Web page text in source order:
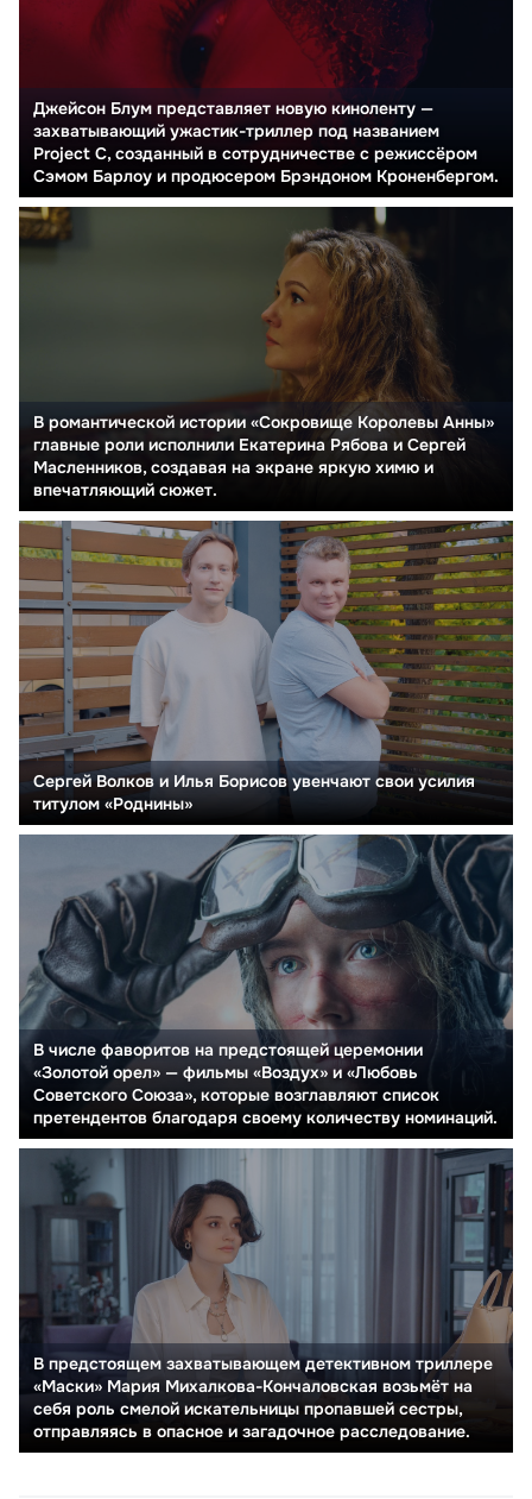
Джейсон Блум представляет новую киноленту —
захватывающий ужастик-триллер под названием
Project C, созданный в сотрудничестве с режиссёром
Сэмом Барлоу и продюсером Брэндоном Кроненбергом.
В романтической истории «Сокровище Королевы Анны»
главные роли исполнили Екатерина Рябова и Сергей
Масленников, создавая на экране яркую химю и
впечатляющий сюжет.
Сергей Волков и Илья Борисов увенчают свои усилия
титулом «Роднины»
В числе фаворитов на предстоящей церемонии
«Золотой орел» — фильмы «Воздух» и «Любовь
Советского Союза», которые возглавляют список
претендентов благодаря своему количеству номинаций.
В предстоящем захватывающем детективном триллере
«Маски» Мария Михалкова-Кончаловская возьмёт на
себя роль смелой искательницы пропавшей сестры,
отправляясь в опасное и загадочное расследование.